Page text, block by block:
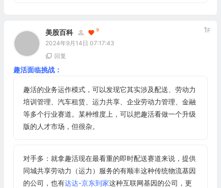
美股百科 9
2024年9月14日 07:17:43
1 F
回复
趣活面临挑战：
趣活的业务运作模式，可以发现它其实涉及配送、劳动力
培训管理、汽车租赁、运力共享、企业劳动力管理、金融
等多个行业赛道。某种维度上，可以把趣活看做一个升级
版的人才市场，但很杂。
对手多：就拿趣活现在最看重的即时配送赛道来说，提供
同城共享劳动力（运力）服务的有顺丰这种传统物流基因
的公司，也有达达-京东到家这种互联网基因的公司，更